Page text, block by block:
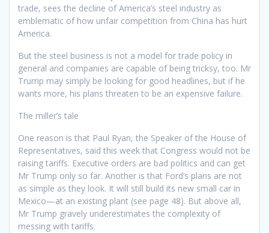
trade, sees the decline of America’s steel industry as
emblematic of how unfair competition from China has hurt
America.
But the steel business is not a model for trade policy in
general and companies are capable of being tricksy, too. Mr
Trump may simply be looking for good headlines, but if he
wants more, his plans threaten to be an expensive failure.
The miller’s tale
One reason is that Paul Ryan, the Speaker of the House of
Representatives, said this week that Congress would not be
raising tariffs. Executive orders are bad politics and can get
Mr Trump only so far. Another is that Ford’s plans are not
as simple as they look. It will still build its new small car in
Mexico—at an existing plant (see page 48). But above all,
Mr Trump gravely underestimates the complexity of
messing with tariffs.